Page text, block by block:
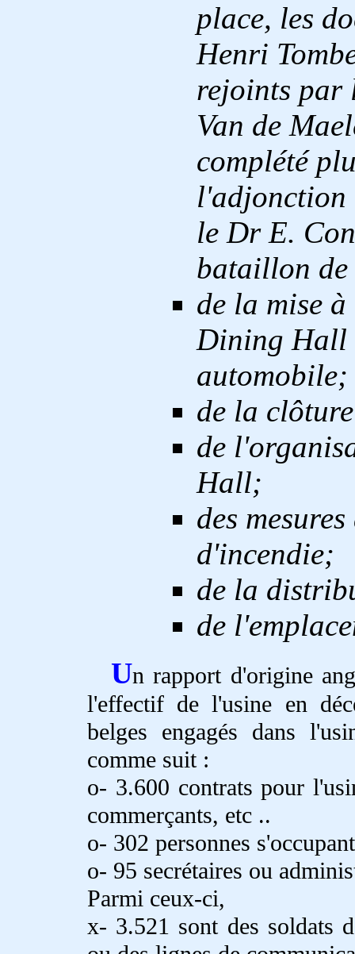
place, les
Henri
rejoints par
Van de
complété
l'adjonction
le Dr E.
bataillon de
de la mise
Dining Hall
automobile;
de la
de
Hall;
des
d'incendie;
de la
de
Un rapport d'origine
l'effectif de l'usine en
belges engagés dans
comme suit :
o- 3.600 contrats pour
commerçants, etc ..
o- 302 personnes
o- 95 secrétaires ou
Parmi ceux-ci,
x- 3.521 sont des soldats